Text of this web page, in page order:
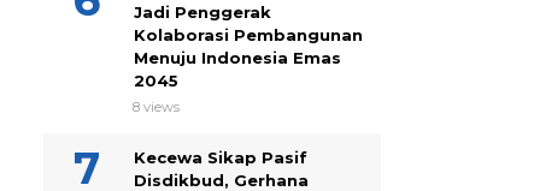
Jadi Penggerak
Kolaborasi Pembangunan
Menuju Indonesia Emas
2045
8 views
Kecewa Sikap Pasif
Disdikbud, Gerhana